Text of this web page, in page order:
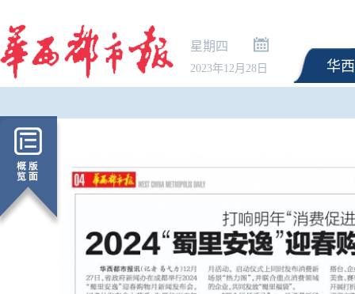
星期四
2023年12月28日 华
弱 风雨影响仍在扩散